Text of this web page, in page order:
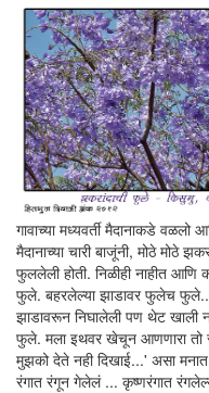
गावाच्या मध्यवर्ती मैदानाकडे
मैदानाच्या चारी बाजूंनी, मोठे मोठे
फुललेली होती. निळीही नाहीत आणि
फुले. बहरलेल्या झाडावर फुलेच
झाडावरून निघालेली पण थेट खाली
फुले. मला इथवर खेचून आणणारा तो
मुझको देते नही दिखाई...' असा
रंगात रंगून गेलेलं ... कृष्णरंगात